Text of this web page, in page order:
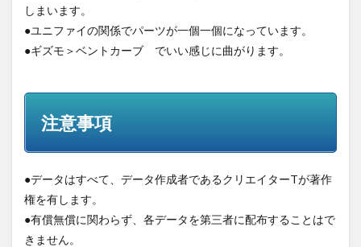
しまいます。
●ユニファイの関係でパーツが一個一個になっています。
●ギズモ＞ベントカーブ でいい感じに曲がります。
注意事項
●データはすべて、データ作成者であるクリエイターTが著作
権を有します。
●有償無償に関わらず、各データを第三者に配布することはで
きません。